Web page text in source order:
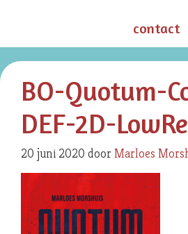
contact
BO-Quotum-
DEF-2D-
20 juni 2020 doorMarloes